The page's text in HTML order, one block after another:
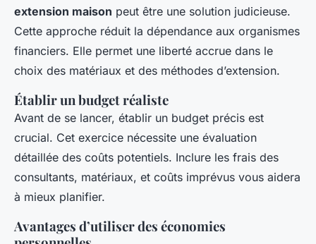
extension maison peut être une solution judicieuse.
Cette approche réduit la dépendance aux organismes
financiers. Elle permet une liberté accrue dans le
choix des matériaux et des méthodes d’extension.
Établir un budget réaliste
Avant de se lancer, établir un budget précis est
crucial. Cet exercice nécessite une évaluation
détaillée des coûts potentiels. Inclure les frais des
consultants, matériaux, et coûts imprévus vous aidera
à mieux planifier.
Avantages d’utiliser des économies